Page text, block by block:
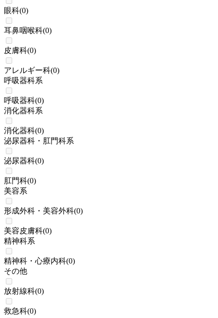
眼科(0)
耳鼻咽喉科(0)
皮膚科(0)
アレルギー科(0)
呼吸器科系
呼吸器科(0)
消化器科系
消化器科(0)
泌尿器科・肛門科系
泌尿器科(0)
肛門科(0)
美容系
形成外科・美容外科(0)
美容皮膚科(0)
精神科系
精神科・心療内科(0)
その他
放射線科(0)
救急科(0)